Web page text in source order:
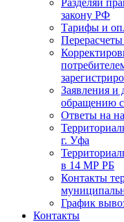
закону РФ
Тарифы и
Заявления и
обращению
Ответы на
г. Уфа
в 14 МР РБ
Контакты
График
Контакты